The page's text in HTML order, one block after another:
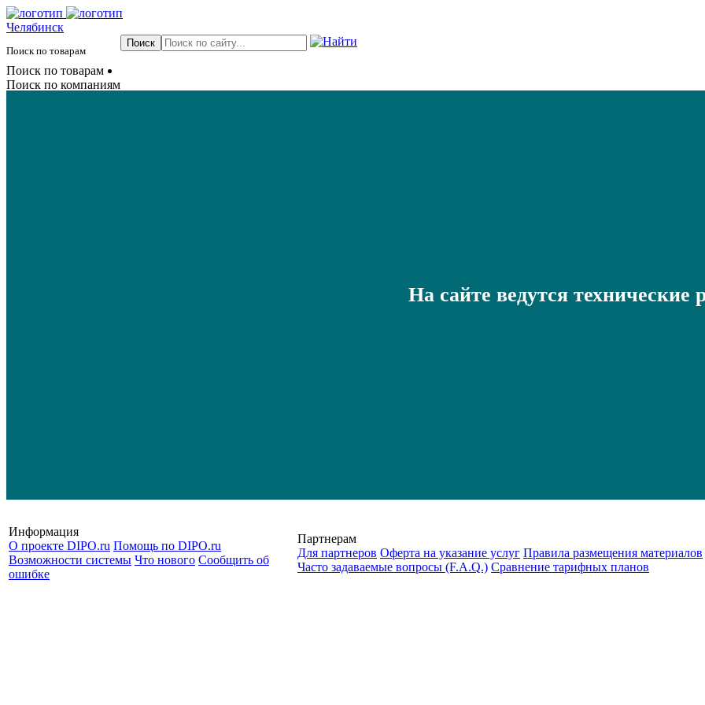
Челябинск
Поиск по товарам
Поиск по товарам
Поиск по компаниям
На сайте ведутся технические
Информация
О проекте DIPO.ru Помощь по DIPO.ru
Возможности системы Что нового Сообщить об
ошибке
Партнерам
Для партнеров Оферта на указание услуг Правила размещения материалов
Часто задаваемые вопросы (F.A.Q.) Cравнение тарифных планов